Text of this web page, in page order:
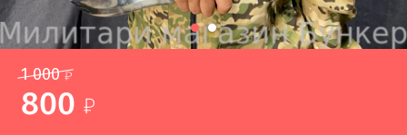
1 000
800